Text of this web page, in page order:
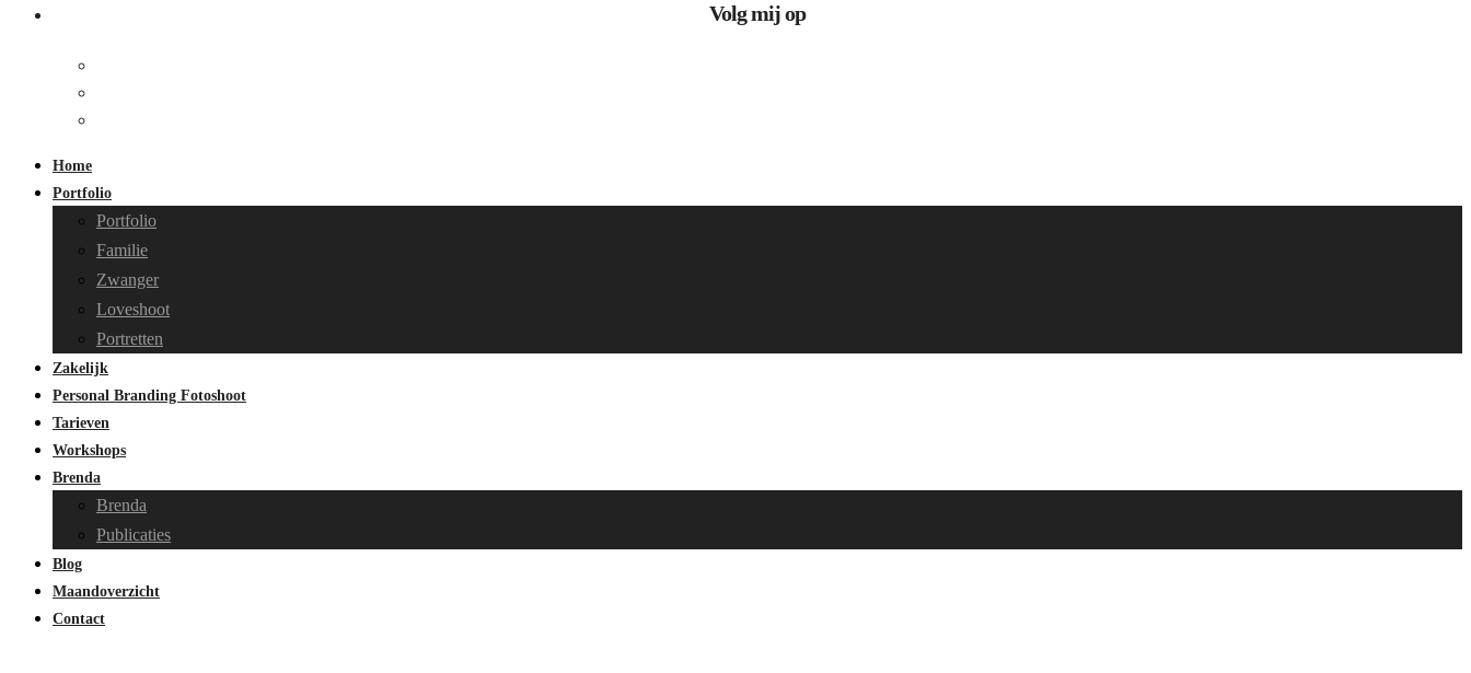
Volg mij op
Home
Portfolio
Portfolio
Familie
Zwanger
Loveshoot
Portretten
Zakelijk
Personal Branding Fotoshoot
Tarieven
Workshops
Brenda
Brenda
Publicaties
Blog
Maandoverzicht
Contact